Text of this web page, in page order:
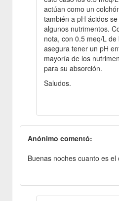
actúan como un
también a pH ácidos
algunos nutrimentos.
nota, con 0.5 meq/L
asegura tener un pH
mayoría de los
para su absorción.
Saludos.
Anónimo comentó:
Buenas noches cuanto es